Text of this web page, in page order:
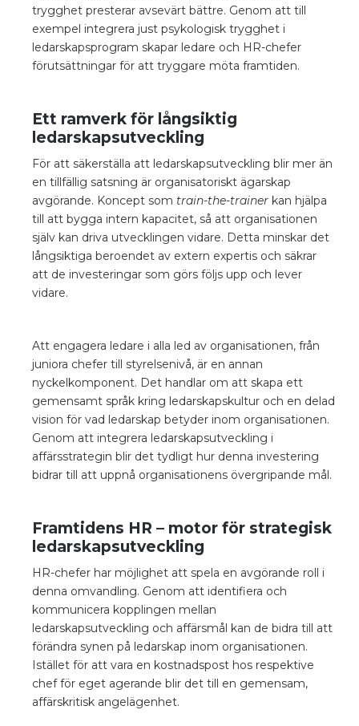
trygghet presterar avsevärt bättre. Genom att till
exempel integrera just psykologisk trygghet i
ledarskapsprogram skapar ledare och HR-chefer
förutsättningar för att tryggare möta framtiden.
Ett ramverk för långsiktig
ledarskapsutveckling
För att säkerställa att ledarskapsutveckling blir mer än
en tillfällig satsning är organisatoriskt ägarskap
avgörande. Koncept som train-the-trainer kan hjälpa
till att bygga intern kapacitet, så att organisationen
själv kan driva utvecklingen vidare. Detta minskar det
långsiktiga beroendet av extern expertis och säkrar
att de investeringar som görs följs upp och lever
vidare.
Att engagera ledare i alla led av organisationen, från
juniora chefer till styrelsenivå, är en annan
nyckelkomponent. Det handlar om att skapa ett
gemensamt språk kring ledarskapskultur och en delad
vision för vad ledarskap betyder inom organisationen.
Genom att integrera ledarskapsutveckling i
affärsstrategin blir det tydligt hur denna investering
bidrar till att uppnå organisationens övergripande mål.
Framtidens HR – motor för strategisk
ledarskapsutveckling
HR-chefer har möjlighet att spela en avgörande roll i
denna omvandling. Genom att identifiera och
kommunicera kopplingen mellan
ledarskapsutveckling och affärsmål kan de bidra till att
förändra synen på ledarskap inom organisationen.
Istället för att vara en kostnadspost hos respektive
chef för eget agerande blir det till en gemensam,
affärskritisk angelägenhet.